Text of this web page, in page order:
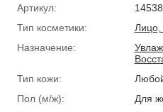
Артикул:
14538
Тип косметики:
Лицо,
Назначение:
Тип кожи:
Пол (м/ж):
Для